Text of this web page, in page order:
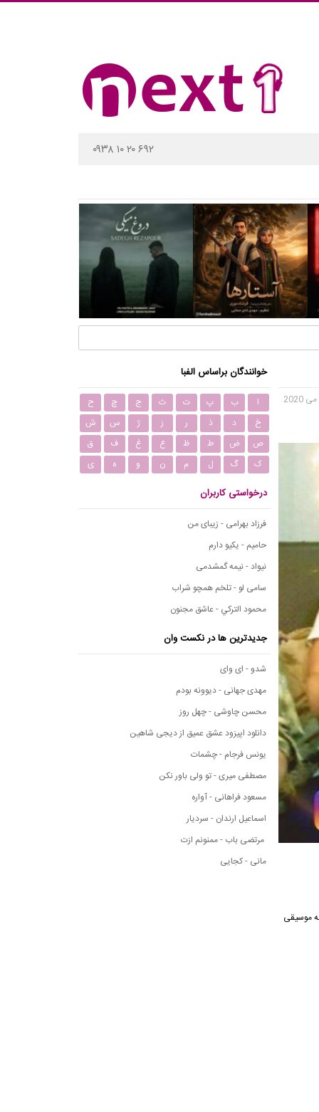
۰۹۳۸ ۱۰ ۲۰ ۶۹۲
موسیقی
خوانندگان براساس الفبا
ا ب پ ت ث ج چ
ح
خ
د ذ ر ز ژ س
ش
ص
ض ط ظ ع غ ف
ق
ک
گ ل م ن و ه ی
درخواستی کاربران
فرزاد بهرامی - زیبای من
حامیم - یکیو دارم
نیواد - نیمه گمشدمی
سامی لو - تلخم همچو شراب
محمود التركي - عاشق مجنون
جدیدترین ها در نکست وان
شدو - ای وای
مهدی جهانی - دیوونه بودم
محسن چاوشی - چهل روز
دانلود اپیزود عشق عمیق از دیجی شاهین
یونس فرجام - چشمات
مصطفی میری - تو ولی باور نکن
مسعود فراهانی - آواره
اسماعیل ارندان - سردیار
مرتضی باب - ممنونم ازت
مانی - کجایی